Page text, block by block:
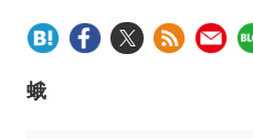
蛾